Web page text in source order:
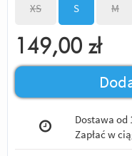
XS S M
149,00 zł
Dostawa od
Zapłać w